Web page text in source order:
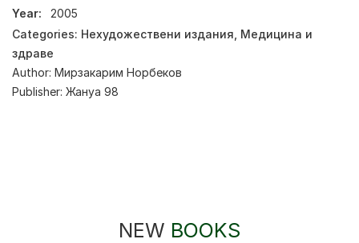
Year:
2005
Categories: Нехудожествени издания Медицина и
здраве
Author: Мирзакарим Норбеков
Publisher: Жануа 98
NEW BOOKS